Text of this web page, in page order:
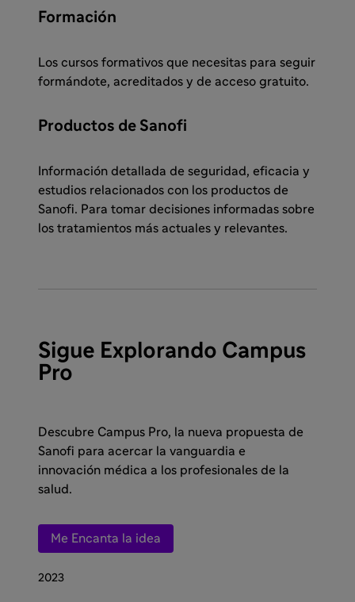
Formación
Los cursos formativos que necesitas para seguir
formándote, acreditados y de acceso gratuito.
Productos de Sanofi
Información detallada de seguridad, eficacia y
estudios relacionados con los productos de
Sanofi. Para tomar decisiones informadas sobre
los tratamientos más actuales y relevantes.
Sigue Explorando Campus
Pro
Descubre Campus Pro, la nueva propuesta de
Sanofi para acercar la vanguardia e
innovación médica a los profesionales de la
salud.
Me Encanta la idea
2023